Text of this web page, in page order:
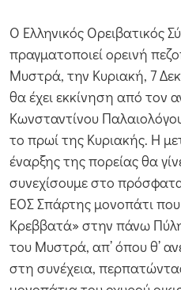
Ο Ελληνικός Ορειβατικός
πραγματοποιεί ορεινή
Μυστρά, την Κυριακή, 7
θα έχει εκκίνηση από τον
Κωνσταντίνου
το πρωί της Κυριακής. Η
έναρξης της πορείας θα
συνεχίσουμε στο
ΕΟΣ Σπάρτης μονοπάτι
Κρεββατά» στην πάνω
του Μυστρά, απ’ όπου θ’
στη συνέχεια,